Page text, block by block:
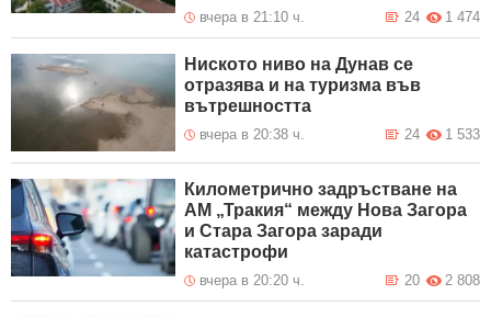
вчера в 21:10 ч. 1 474
24
Ниското ниво на Дунав се
отразява и на туризма във
вътрешността
вчера в 20:38 ч. 1 533
24
Километрично задръстване на
АМ „Тракия“ между Нова Загора
и Стара Загора заради
катастрофи
вчера в 20:20 ч. 2 808
20